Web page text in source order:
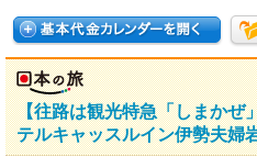
【往路は観光特急「しまかぜ
テルキャッスルイン伊勢夫